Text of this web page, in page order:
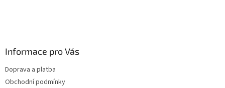
Informace pro Vás
Doprava a platba
Obchodní podmínky